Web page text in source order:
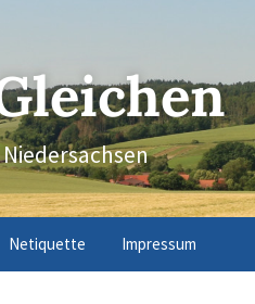
Netiquette Impressum